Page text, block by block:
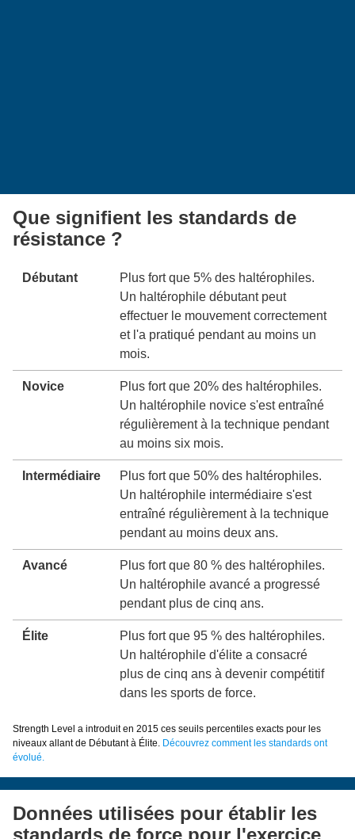
Que signifient les standards de
résistance ?
Débutant
Plus fort que 5% des haltérophiles.
Un haltérophile débutant peut
effectuer le mouvement correctement
et l'a pratiqué pendant au moins un
mois.
Novice
Plus fort que 20% des haltérophiles.
Un haltérophile novice s'est entraîné
régulièrement à la technique pendant
au moins six mois.
Intermédiaire
Plus fort que 50% des haltérophiles.
Un haltérophile intermédiaire s'est
entraîné régulièrement à la technique
pendant au moins deux ans.
Avancé
Plus fort que 80 % des haltérophiles.
Un haltérophile avancé a progressé
pendant plus de cinq ans.
Élite
Plus fort que 95 % des haltérophiles.
Un haltérophile d'élite a consacré
plus de cinq ans à devenir compétitif
dans les sports de force.
Strength Level a introduit en 2015 ces seuils percentiles exacts pour les
niveaux allant de Débutant à Élite. Découvrez comment les standards ont
évolué.
Données utilisées pour établir les
standards de force pour l'exercice